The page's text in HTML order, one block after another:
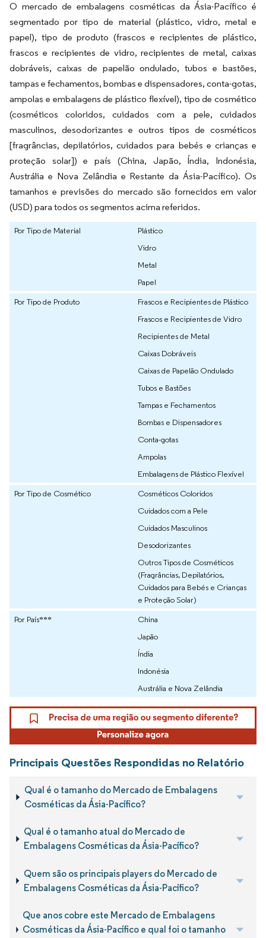
O mercado de embalagens cosméticas da Ásia-Pacífico é
segmentado por tipo de material (plástico, vidro, metal e
papel), tipo de produto (frascos e recipientes de plástico,
frascos e recipientes de vidro, recipientes de metal, caixas
dobráveis, caixas de papelão ondulado, tubos e bastões,
tampas e fechamentos, bombas e dispensadores, conta-gotas,
ampolas e embalagens de plástico flexível), tipo de cosmético
(cosméticos coloridos, cuidados com a pele, cuidados
masculinos, desodorizantes e outros tipos de cosméticos
[fragrâncias, depilatórios, cuidados para bebés e crianças e
proteção solar]) e país (China, Japão, Índia, Indonésia,
Austrália e Nova Zelândia e Restante da Ásia-Pacífico). Os
tamanhos e previsões do mercado são fornecidos em valor
(USD) para todos os segmentos acima referidos.
Por Tipo de Material
Plástico
Vidro
Metal
Papel
Por Tipo de Produto
Frascos e Recipientes de Plástico
Frascos e Recipientes de Vidro
Recipientes de Metal
Caixas Dobráveis
Caixas de Papelão Ondulado
Tubos e Bastões
Tampas e Fechamentos
Bombas e Dispensadores
Conta-gotas
Ampolas
Embalagens de Plástico Flexível
Por Tipo de Cosmético
Cosméticos Coloridos
Cuidados com a Pele
Cuidados Masculinos
Desodorizantes
Outros Tipos de Cosméticos
(Fragrâncias, Depilatórios,
Cuidados para Bebés e Crianças
e Proteção Solar)
Por País***
China
Japão
Índia
Indonésia
Austrália e Nova Zelândia
Principais Questões Respondidas no Relatório
Qual é o tamanho do Mercado de Embalagens
Cosméticas da Ásia-Pacífico?
Qual é o tamanho atual do Mercado de
Embalagens Cosméticas da Ásia-Pacífico?
Quem são os principais players do Mercado de
Embalagens Cosméticas da Ásia-Pacífico?
Que anos cobre este Mercado de Embalagens
Cosméticas da Ásia-Pacífico e qual foi o tamanho